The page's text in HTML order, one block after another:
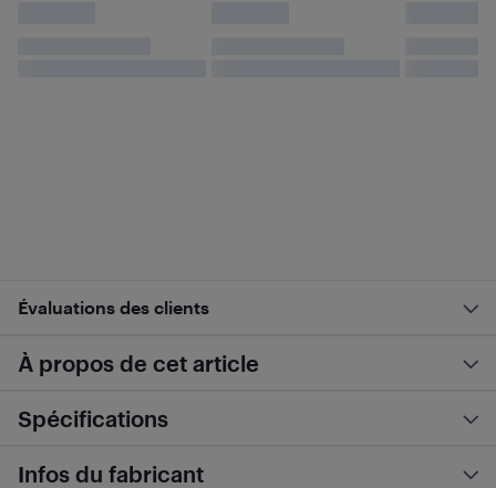
Évaluations des clients
À propos de cet article
Spécifications
Infos du fabricant